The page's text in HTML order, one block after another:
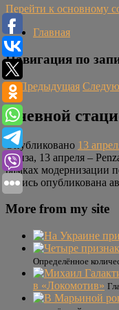
Перейти к основному
Главная
Навигация по
←Предыдущая
Дневной
Опубликовано 13
Пенза, 13 апреля –
рамках модернизации
Запись опубликована
More from my site
Определённое
в «Локомотив»